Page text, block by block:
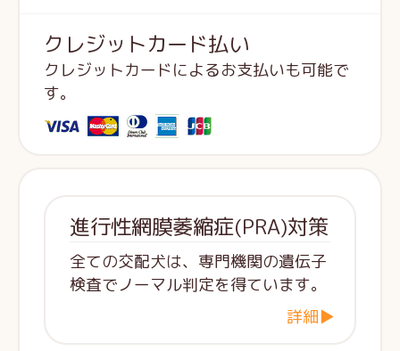
クレジットカード払い
クレジットカードによるお支払いも可能で
す。
進行性網膜萎縮症(PRA)対策
全ての交配犬は、専門機関の遺伝子
検査でノーマル判定を得ています。
詳細▶